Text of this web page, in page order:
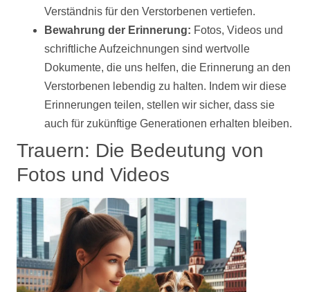
Verständnis für den Verstorbenen vertiefen.
Bewahrung der Erinnerung: Fotos, Videos und
schriftliche Aufzeichnungen sind wertvolle
Dokumente, die uns helfen, die Erinnerung an den
Verstorbenen lebendig zu halten. Indem wir diese
Erinnerungen teilen, stellen wir sicher, dass sie
auch für zukünftige Generationen erhalten bleiben.
Trauern: Die Bedeutung von
Fotos und Videos